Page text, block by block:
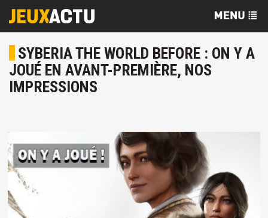
SYBERIA THE WORLD BEFORE : ON Y A
JOUÉ EN AVANT-PREMIÈRE, NOS
IMPRESSIONS